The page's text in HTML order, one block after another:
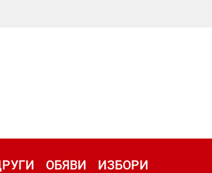
ОБЯВИ ИЗБОРИ